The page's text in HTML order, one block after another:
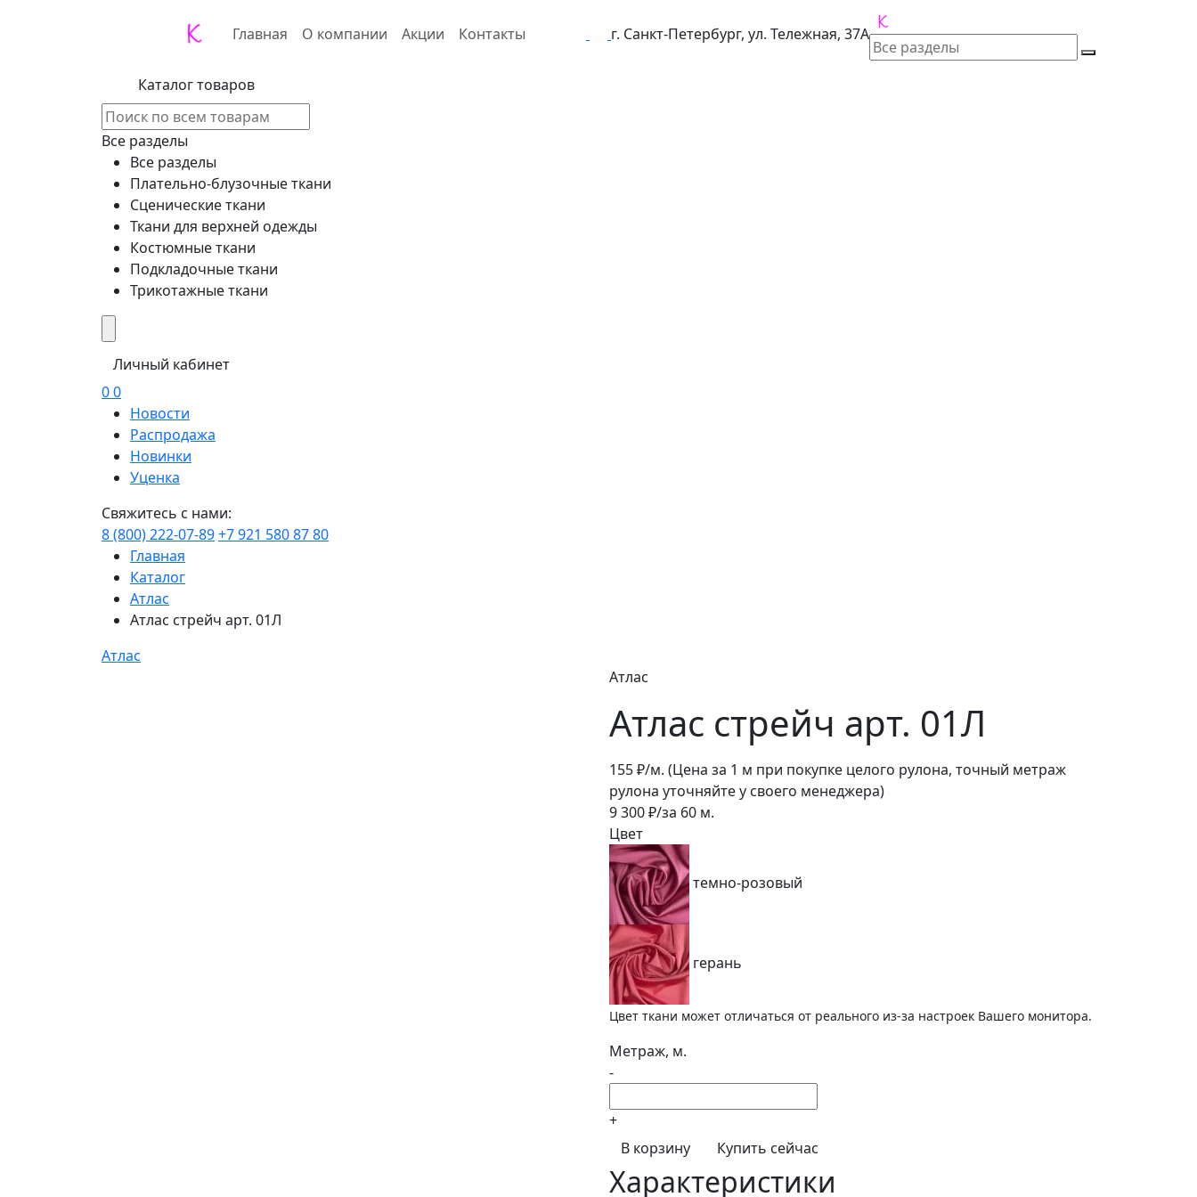
Главная О компании Акции Контакты г. Санкт-Петербург, ул. Тележная, 37А
Каталог товаров
Все разделы
Все разделы
Плательно-блузочные ткани
Сценические ткани
Ткани для верхней одежды
Костюмные ткани
Подкладочные ткани
Трикотажные ткани
Личный кабинет
00
Новости
Распродажа
Новинки
Уценка
Свяжитесь с нами:
8 (800) 222-07-89+7 921 580 87 80
Главная
Каталог
Атлас
Атлас стрейч арт. 01Л
Атлас
Атлас
Атлас стрейч арт. 01Л
155₽/м. (Цена за 1 м при покупке целого рулона, точный метраж
рулона уточняйте у своего менеджера)
9 300₽/за 60 м.
Цвет
темно-розовый
герань
Цвет ткани может отличаться от реального из-за настроек Вашего монитора.
Метраж, м.
-
+
В корзину
Купить сейчас
Характеристики